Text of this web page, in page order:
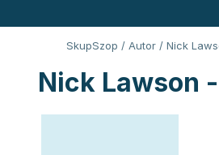
SkupSzop / Autor / Nick
Nick Lawson